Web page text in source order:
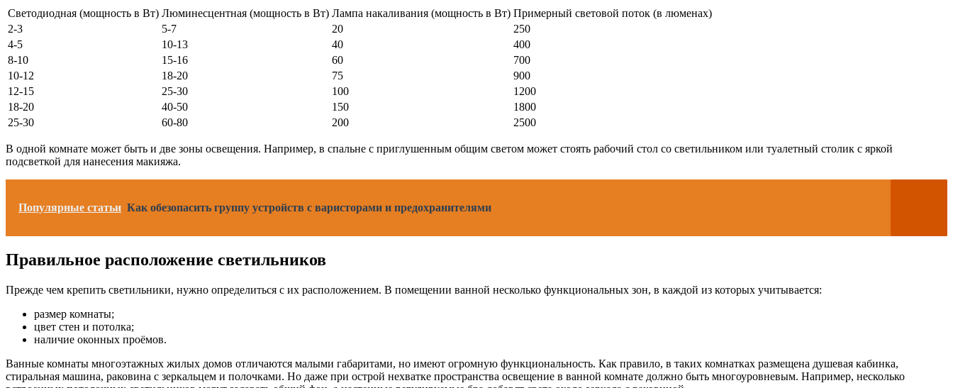
Светодиодная (мощность в Вт) Люминесцентная (мощность в Вт) Лампа накаливания (мощность в Вт) Примерный световой поток (в люменах)
2-3
5-7 20
250
4-5
10-13 40
400
8-10
15-16 60
700
10-12
18-20 75
900
12-15
25-30 100
1200
18-20
40-50 150
1800
25-30
60-80 200 2500
В одной комнате может быть и две зоны освещения. Например, в спальне с приглушенным общим светом может стоять рабочий стол со светильником или туалетный столик с яркой
подсветкой для нанесения макияжа.
Популярные статьи Как обезопасить группу устройств с варисторами и предохранителями
Правильное расположение светильников
Прежде чем крепить светильники, нужно определиться с их расположением. В помещении ванной несколько функциональных зон, в каждой из которых учитывается:
размер комнаты;
цвет стен и потолка;
наличие оконных проёмов.
Ванные комнаты многоэтажных жилых домов отличаются малыми габаритами, но имеют огромную функциональность. Как правило, в таких комнатках размещена душевая кабинка,
стиральная машина, раковина с зеркальцем и полочками. Но даже при острой нехватке пространства освещение в ванной комнате должно быть многоуровневым. Например, несколько